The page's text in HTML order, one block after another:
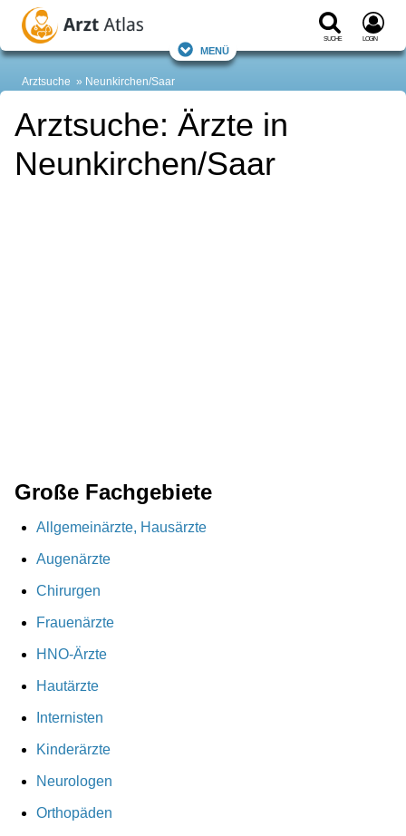
Suche Login
Menü
Arztsuche Neunkirchen/Saar
Arztsuche: Ärzte in
Neunkirchen/Saar
Große Fachgebiete
Allgemeinärzte, Hausärzte
Augenärzte
Chirurgen
Frauenärzte
HNO-Ärzte
Hautärzte
Internisten
Kinderärzte
Neurologen
Orthopäden